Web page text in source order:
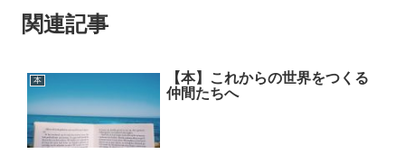
関連記事
本
【本】これからの世界をつくる
仲間たちへ